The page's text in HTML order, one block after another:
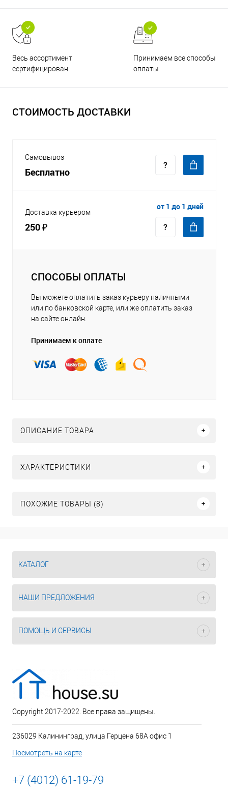
Весь ассортимент
сертифицирован
Принимаем все способы
оплаты
СТОИМОСТЬ ДОСТАВКИ
Самовывоз
Бесплатно
Доставка курьером
250 ₽
от 1 до 1 дней
СПОСОБЫ ОПЛАТЫ
Вы можете оплатить заказ курьеру наличными
или по банковской карте, или же оплатить заказ
на сайте онлайн.
Принимаем к оплате
ОПИСАНИЕ ТОВАРА
ХАРАКТЕРИСТИКИ
ПОХОЖИЕ ТОВАРЫ (8)
КАТАЛОГ
НАШИ ПРЕДЛОЖЕНИЯ
ПОМОЩЬ И СЕРВИСЫ
Copyright 2017-2022. Все права защищены.
236029 Калининград, улица Герцена 68А офис 1
Посмотреть на карте
+7 (4012) 61-19-79